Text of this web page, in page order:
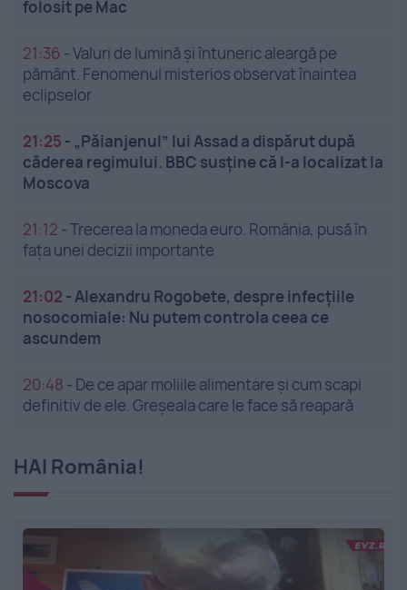
folosit pe Mac
21:36 -Valuri de lumină și întuneric aleargă pe
pământ. Fenomenul misterios observat înaintea
eclipselor
21:25 - „Păianjenul” lui Assad a dispărut după
căderea regimului. BBC susține că l-a localizat la
Moscova
21:12 -Trecerea la moneda euro. România, pusă în
fața unei decizii importante
21:02 -Alexandru Rogobete, despre infecțiile
nosocomiale: Nu putem controla ceea ce
ascundem
20:48 - De ce apar moliile alimentare și cum scapi
definitiv de ele. Greșeala care le face să reapară
HAI România!